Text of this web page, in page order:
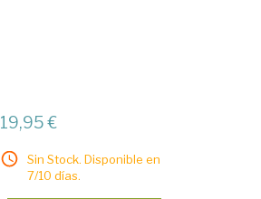
19,95 €
Sin Stock. Disponible en
7/10 días.